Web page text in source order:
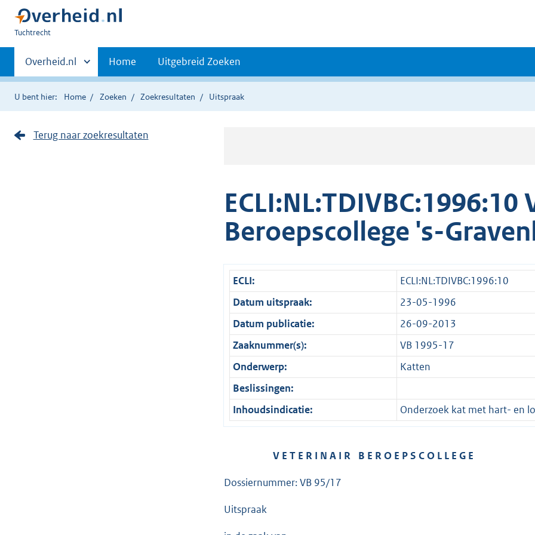
U
hier:
Tuchtrecht
Primaire
navigatie
Andere
sites
binnen
Overheid.nl Home Uitgebreid Zoeken
U bent hier: Home Zoeken Zoekresultaten Uitspraak
Beroepscollege 's-
ECLI:
ECLI:NL:TDIVBC:1996:10
Datum uitspraak:
23-05-1996
Datum publicatie:
26-09-2013
Zaaknummer(s):
VB 1995-17
Onderwerp:
Katten
Beslissingen:
Inhoudsindicatie:
Onderzoek kat met hart- en
V E T E R I N A I R B E R O E P S C O L L E G E
Dossiernummer: VB 95/17
Uitspraak
Terug naar zoekresultaten